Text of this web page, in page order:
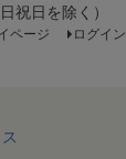
祝日を除く）
ページ ログイン